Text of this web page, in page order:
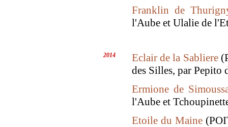
Franklin de
l'Aube et Ulalie de
2014 Eclair de la Sabliere
des Silles, par Pepito
Ermione de
l'Aube et
Etoile du Maine